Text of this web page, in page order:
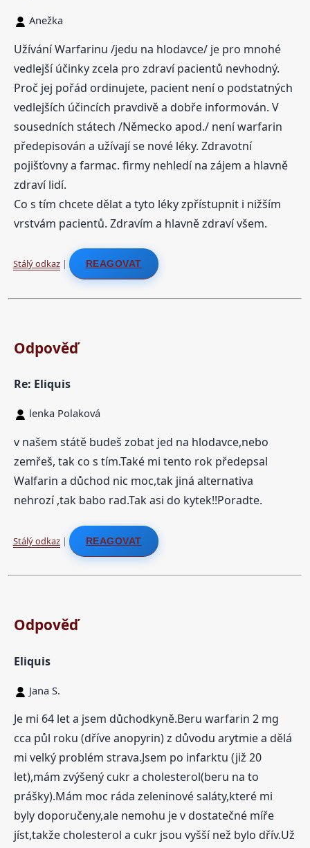
Anežka
Užívání Warfarinu /jedu na hlodavce/ je pro mnohé
vedlejší účinky zcela pro zdraví pacientů nevhodný.
Proč jej pořád ordinujete, pacient není o podstatných
vedlejších účincích pravdivě a dobře informován. V
sousedních státech /Německo apod./ není warfarin
předepisován a užívají se nové léky. Zdravotní
pojišťovny a farmac. firmy nehledí na zájem a hlavně
zdraví lidí.
Co s tím chcete dělat a tyto léky zpřístupnit i nižším
vrstvám pacientů. Zdravím a hlavně zdraví všem.
Stálý odkaz| REAGOVAT
Odpověď
Re: Eliquis
lenka Polaková
v našem státě budeš zobat jed na hlodavce,nebo
zemřeš, tak co s tím.Také mi tento rok předepsal
Walfarin a důchod nic moc,tak jiná alternativa
nehrozí ,tak babo rad.Tak asi do kytek!!Poradte.
Stálý odkaz| REAGOVAT
Odpověď
Eliquis
Jana S.
Je mi 64 let a jsem důchodkyně.Beru warfarin 2 mg
cca půl roku (dříve anopyrin) z důvodu arytmie a dělá
mi velký problém strava.Jsem po infarktu (již 20
let),mám zvýšený cukr a cholesterol(beru na to
prášky).Mám moc ráda zeleninové saláty,které mi
byly doporučeny,ale nemohu je v dostatečné míře
jíst,takže cholesterol a cukr jsou vyšší než bylo dřív.Už